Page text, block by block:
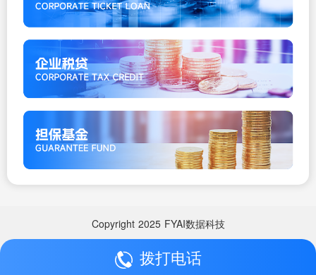
Copyright 2025 FYAI数据科技
拨打电话
Copyright 2025 FYAI数据科技